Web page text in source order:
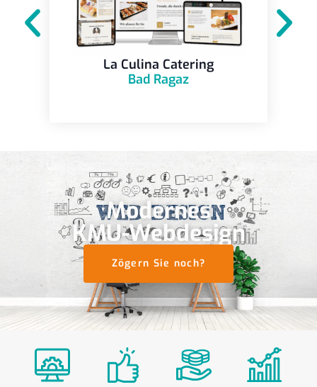
La Culina Catering
Bad Ragaz
Modernes
KMU-Webdesign
Zögern Sie noch?